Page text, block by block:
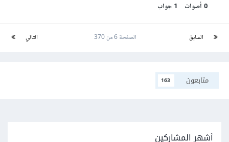
0 أصوات 1 جواب
السابق التالي الصفحة 6 من 370
متابعون 163
أشهر المشاركين